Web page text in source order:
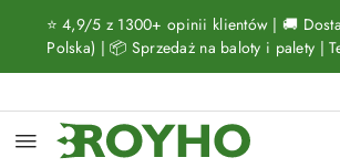
Przejdź do treści głównej
Przejdź do wyszukiwarki
Przejdź do moje konto
Przejdź do menu głównego
Przejdź do opisu produktu
Przejdź do stopki
⭐ 4,9/5 z 1300+ opinii klientów | 🚚
Polska) | 📦 Sprzedaż na baloty i palety |